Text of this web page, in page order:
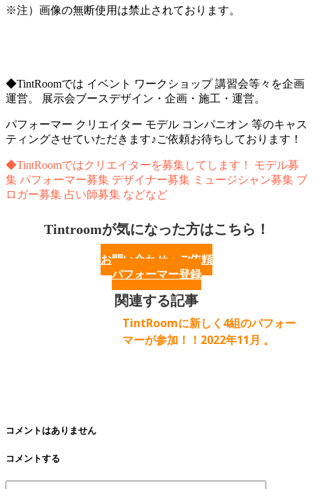
※注）画像の無断使用は禁止されております。
◆TintRoomでは イベント ワークショップ 講習会等々を企画
運営。 展示会ブースデザイン・企画・施工・運営。
パフォーマー クリエイター モデル コンパニオン 等のキャス
ティングさせていただきます♪ご依頼お待ちしております！
◆TintRoomではクリエイターを募集してします！ モデル募
集 パフォーマー募集 デザイナー募集 ミュージシャン募集 ブ
ロガー募集 占い師募集 などなど
Tintroomが気になった方はこちら！
お問い合わせ・ご依頼
パフォーマー登録
関連する記事
TintRoomに新しく4組のパフォー
マーが参加！！2022年11月 。
コメントはありません
コメントする